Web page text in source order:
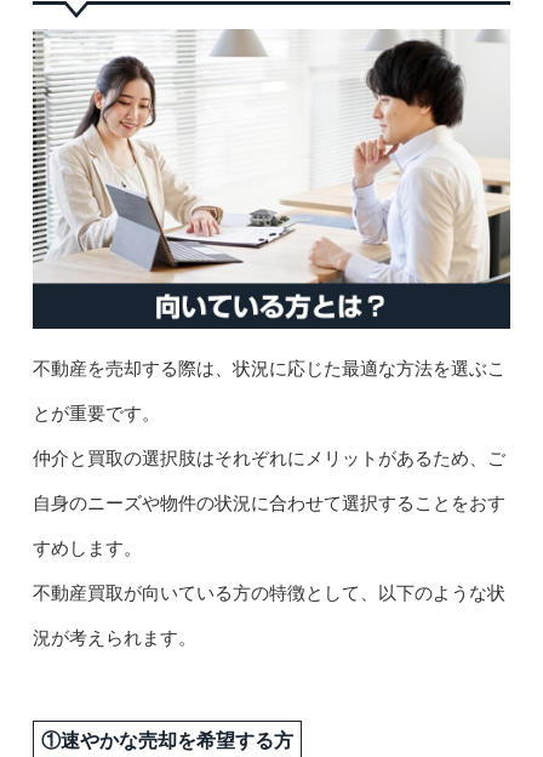
不動産を売却する際は、状況に応じた最適な方法を選ぶこ
とが重要です。
仲介と買取の選択肢はそれぞれにメリットがあるため、ご
自身のニーズや物件の状況に合わせて選択することをおす
すめします。
不動産買取が向いている方の特徴として、以下のような状
況が考えられます。
①速やかな売却を希望する方